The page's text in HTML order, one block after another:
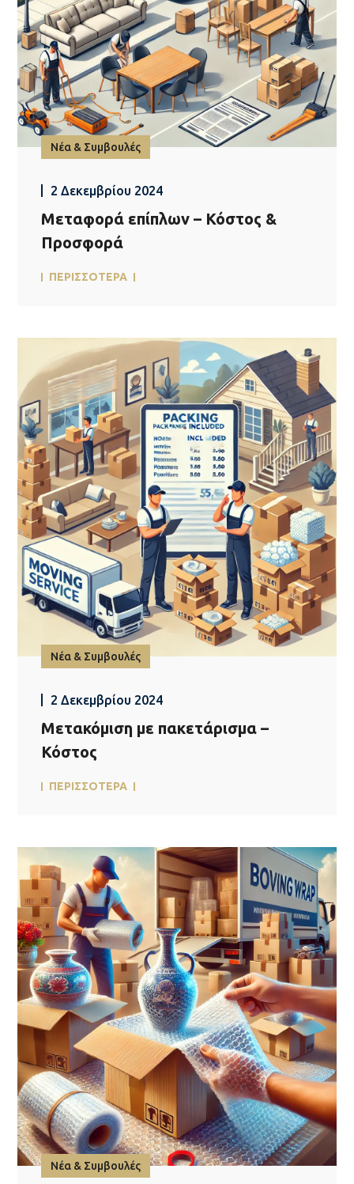
Νέα & Συμβουλές
2 Δεκεμβρίου 2024
Μεταφορά επίπλων – Κόστος &
Προσφορά
ΠΕΡΙΣΣΟΤΕΡΑ
Νέα & Συμβουλές
2 Δεκεμβρίου 2024
Μετακόμιση με πακετάρισμα –
Κόστος
ΠΕΡΙΣΣΟΤΕΡΑ
Νέα & Συμβουλές